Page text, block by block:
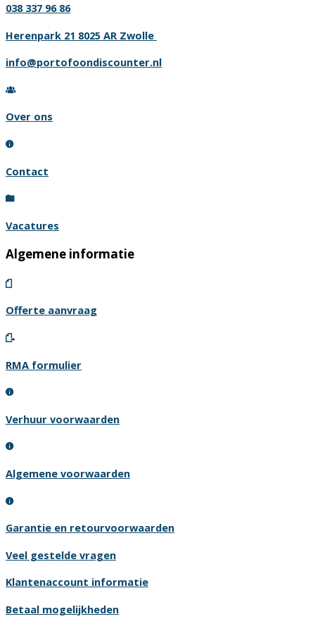
038 337 96 86
Herenpark 21 8025 AR Zwolle
info@portofoondiscounter.nl
Over ons
Contact
Vacatures
Algemene informatie
Offerte aanvraag
RMA formulier
Verhuur voorwaarden
Algemene voorwaarden
Garantie en retourvoorwaarden
Veel gestelde vragen
Klantenaccount informatie
Betaal mogelijkheden